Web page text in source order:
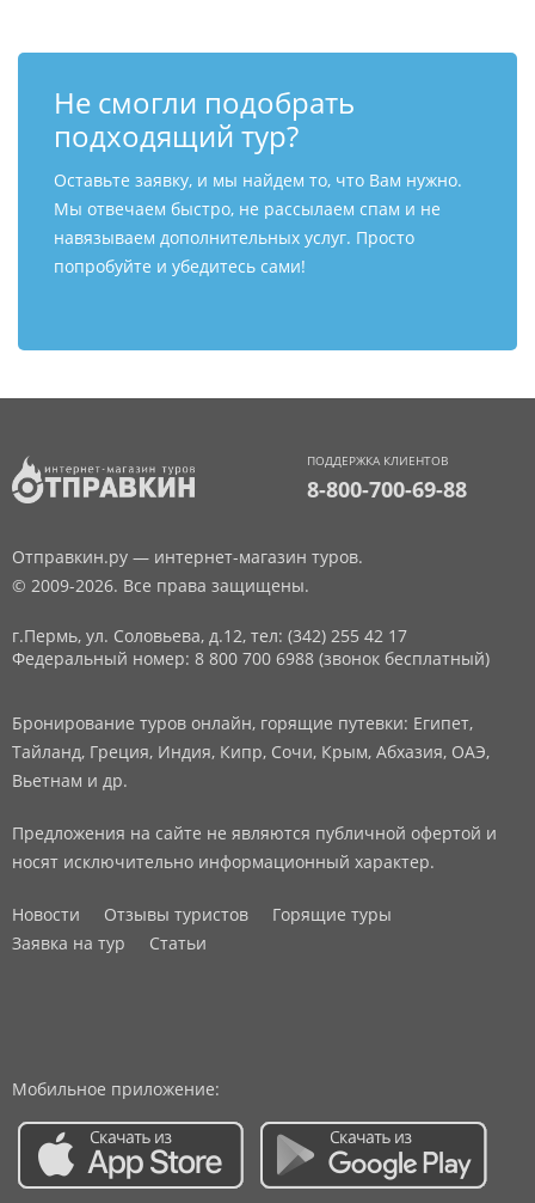
Не смогли подобрать
подходящий тур?
Оставьте заявку, и мы найдем то, что Вам нужно.
Мы отвечаем быстро, не рассылаем спам и не
навязываем дополнительных услуг. Просто
попробуйте и убедитесь сами!
ПОДДЕРЖКА КЛИЕНТОВ
8-800-700-69-88
Отправкин.ру — интернет-магазин туров.
© 2009-2026. Все права защищены.
г.Пермь, ул. Соловьева, д.12, тел: (342) 255 42 17
Федеральный номер: 8 800 700 6988 (звонок бесплатный)
Бронирование туров онлайн, горящие путевки: Египет,
Тайланд, Греция, Индия, Кипр, Сочи, Крым, Абхазия, ОАЭ,
Вьетнам и др.
Предложения на сайте не являются публичной офертой и
носят исключительно информационный характер.
Новости Отзывы туристов
Горящие туры
Заявка на тур
Статьи
Мобильное приложение: